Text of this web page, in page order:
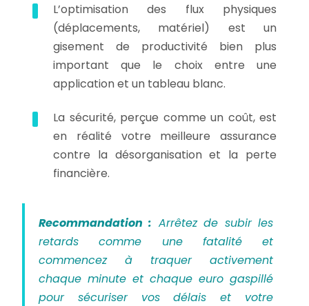
L’optimisation des flux physiques
(déplacements, matériel) est un
gisement de productivité bien plus
important que le choix entre une
application et un tableau blanc.
La sécurité, perçue comme un coût, est
en réalité votre meilleure assurance
contre la désorganisation et la perte
financière.
Recommandation : Arrêtez de subir les
retards comme une fatalité et
commencez à traquer activement
chaque minute et chaque euro gaspillé
pour sécuriser vos délais et votre